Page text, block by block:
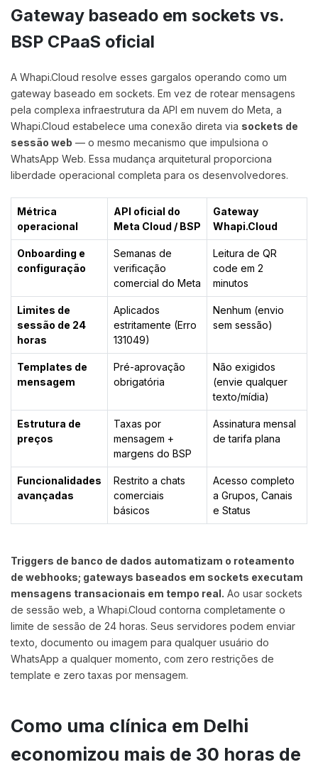
Gateway baseado em sockets vs.
BSP CPaaS oficial
A Whapi.Cloud resolve esses gargalos operando como um
gateway baseado em sockets. Em vez de rotear mensagens
pela complexa infraestrutura da API em nuvem do Meta, a
Whapi.Cloud estabelece uma conexão direta via sockets de
sessão web — o mesmo mecanismo que impulsiona o
WhatsApp Web. Essa mudança arquitetural proporciona
liberdade operacional completa para os desenvolvedores.
Métrica
operacional
API oficial do
Meta Cloud / BSP
Gateway
Whapi.Cloud
Onboarding e
configuração
Semanas de
verificação
comercial do Meta
Leitura de QR
code em 2
minutos
Limites de
sessão de 24
horas
Aplicados
estritamente (Erro
131049)
Nenhum (envio
sem sessão)
Templates de
mensagem
Pré-aprovação
obrigatória
Não exigidos
(envie qualquer
texto/mídia)
Estrutura de
preços
Taxas por
mensagem +
margens do BSP
Assinatura mensal
de tarifa plana
Funcionalidades
avançadas
Restrito a chats
comerciais
básicos
Acesso completo
a Grupos, Canais
e Status
Triggers de banco de dados automatizam o roteamento
de webhooks; gateways baseados em sockets executam
mensagens transacionais em tempo real. Ao usar sockets
de sessão web, a Whapi.Cloud contorna completamente o
limite de sessão de 24 horas. Seus servidores podem enviar
texto, documento ou imagem para qualquer usuário do
WhatsApp a qualquer momento, com zero restrições de
template e zero taxas por mensagem.
Como uma clínica em Delhi
economizou mais de 30 horas de